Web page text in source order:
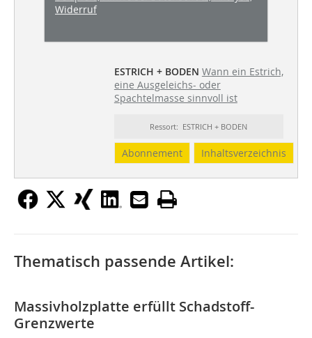
ESTRICH + BODEN Wann ein Estrich,
eine Ausgeleichs- oder
Spachtelmasse sinnvoll ist
Ressort: ESTRICH + BODEN
Abonnement Inhaltsverzeichnis
Widerruf
Thematisch passende Artikel:
Massivholzplatte erfüllt Schadstoff-
Grenzwerte